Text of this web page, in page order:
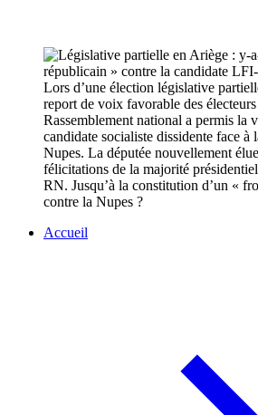
Lors d’une élection législative
report de voix favorable des
Rassemblement national a permis la
candidate socialiste dissidente face à
Nupes. La députée nouvellement
félicitations de la majorité
RN. Jusqu’à la constitution d’un «
contre la Nupes ?
Accueil